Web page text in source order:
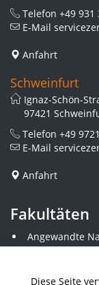
Diese Seite
Telefon +49 931
E-Mail
Anfahrt
Schweinfurt
Ignaz-Schön-
97421
Telefon +49
E-Mail
Anfahrt
Fakultäten
Angewandte
Angewandte
Elektrotechnik